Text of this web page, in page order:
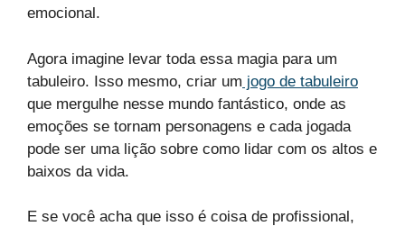
emocional.
Agora imagine levar toda essa magia para um
tabuleiro. Isso mesmo, criar um jogo de tabuleiro
que mergulhe nesse mundo fantástico, onde as
emoções se tornam personagens e cada jogada
pode ser uma lição sobre como lidar com os altos e
baixos da vida.
E se você acha que isso é coisa de profissional,